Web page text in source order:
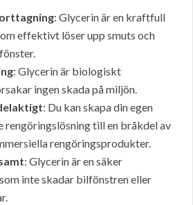
: Glycerin är en kraftfull
effektivt löser upp smuts och
: Glycerin är biologiskt
ingen skada på miljön.
: Du kan skapa din egen
rengöringslösning till en bråkdel av
rengöringsprodukter.
: Glycerin är en säker
inte skadar bilfönstren eller